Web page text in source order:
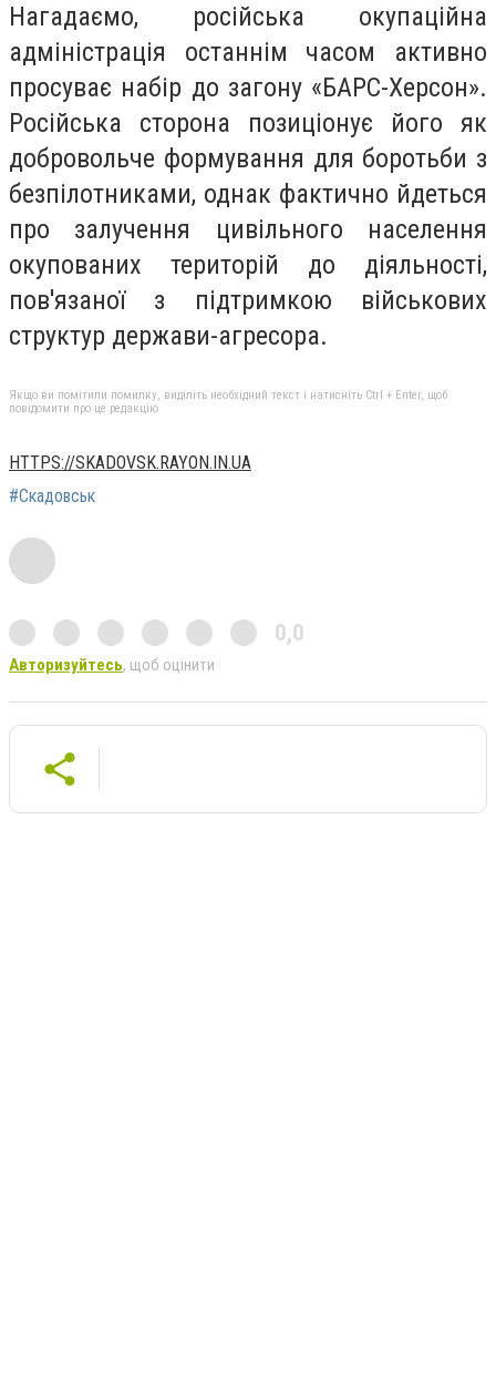
Нагадаємо, російська окупаційна
адміністрація останнім часом активно
просуває набір до загону «БАРС-Херсон».
Російська сторона позиціонує його як
добровольче формування для боротьби з
безпілотниками, однак фактично йдеться
про залучення цивільного населення
окупованих територій до діяльності,
пов'язаної з підтримкою військових
структур держави-агресора.
Якщо ви помітили помилку, виділіть необхідний текст і натисніть Ctrl + Enter, щоб
повідомити про це редакцію
HTTPS://SKADOVSK.RAYON.IN.UA
#Скадовськ
0,0
Авторизуйтесь, щоб оцінити